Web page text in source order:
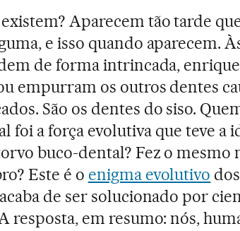
Aparecem tão tarde
e isso quando aparecem.
de forma intrincada,
empurram os outros dentes
São os dentes do siso.
foi a força evolutiva que teve a
buco-dental? Fez o mesmo
Este é o enigma evolutivo
de ser solucionado por
resposta, em resumo: nós,